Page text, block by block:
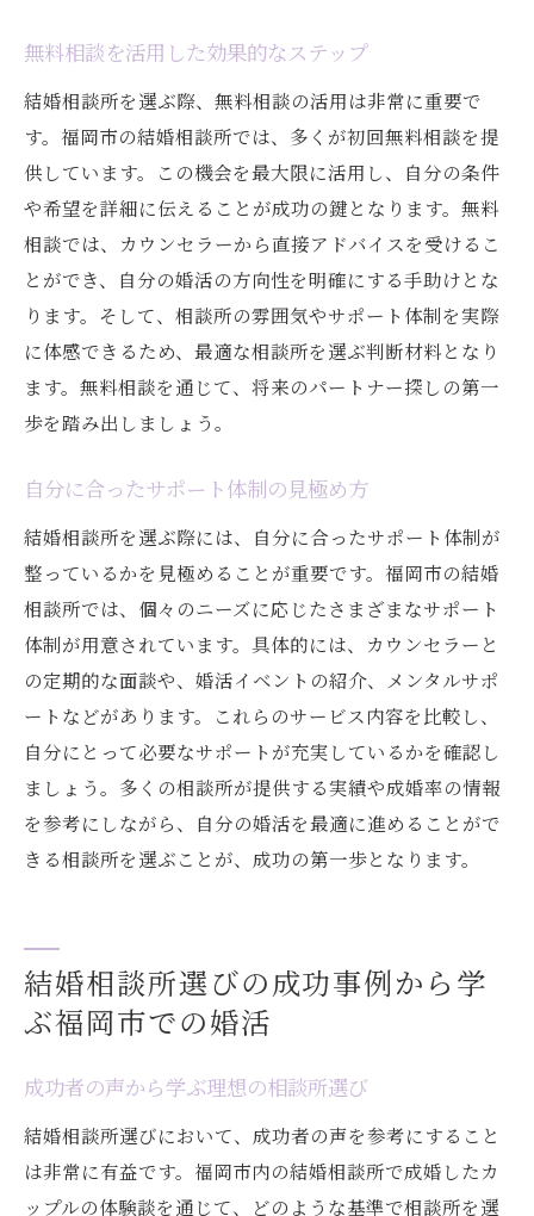
サポート体制が充実した相談所の選び方
理想の結婚生活への道福岡市の結婚相談所活用
ガイド
結婚相談所を活用した理想の生活設計
目標設定とその達成方法
福岡市での結婚生活のリアルな声
相談所を活用した婚活成功の秘訣
結婚生活のビジョンを具体化する方法
相談所を通じた長期的なパートナーシップ
無料相談を活用した効果的なステップ
結婚相談所を選ぶ際、無料相談の活用は非常に重要で
す。福岡市の結婚相談所では、多くが初回無料相談を提
供しています。この機会を最大限に活用し、自分の条件
や希望を詳細に伝えることが成功の鍵となります。無料
相談では、カウンセラーから直接アドバイスを受けるこ
とができ、自分の婚活の方向性を明確にする手助けとな
ります。そして、相談所の雰囲気やサポート体制を実際
に体感できるため、最適な相談所を選ぶ判断材料となり
ます。無料相談を通じて、将来のパートナー探しの第一
歩を踏み出しましょう。
自分に合ったサポート体制の見極め方
結婚相談所を選ぶ際には、自分に合ったサポート体制が
整っているかを見極めることが重要です。福岡市の結婚
相談所では、個々のニーズに応じたさまざまなサポート
体制が用意されています。具体的には、カウンセラーと
の定期的な面談や、婚活イベントの紹介、メンタルサポ
ートなどがあります。これらのサービス内容を比較し、
自分にとって必要なサポートが充実しているかを確認し
ましょう。多くの相談所が提供する実績や成婚率の情報
を参考にしながら、自分の婚活を最適に進めることがで
きる相談所を選ぶことが、成功の第一歩となります。
結婚相談所選びの成功事例から学
ぶ福岡市での婚活
成功者の声から学ぶ理想の相談所選び
結婚相談所選びにおいて、成功者の声を参考にすること
は非常に有益です。福岡市内の結婚相談所で成婚したカ
ップルの体験談を通じて、どのような基準で相談所を選